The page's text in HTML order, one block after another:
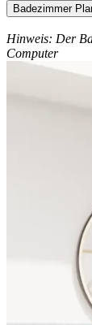
Badezimmer
Hinweis: Der
Computer